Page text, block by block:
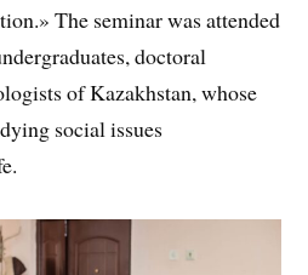
The seminar was attended
doctoral
of Kazakhstan, whose
social issues